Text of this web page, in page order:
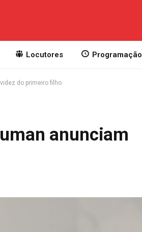
Locutores Programação
do primeiro filho
anunciam